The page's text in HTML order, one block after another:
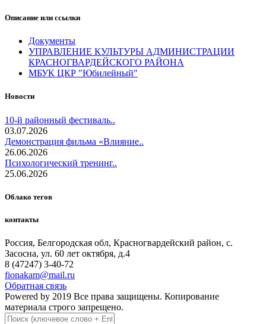
Описание или ссылки
Документы
УПРАВЛЕНИЕ КУЛЬТУРЫ АДМИНИСТРАЦИИ
КРАСНОГВАРДЕЙСКОГО РАЙОНА
МБУК ЦКР "Юбилейный"
Новости
10-й районный фестиваль..
03.07.2026
Демонстрация фильма «Влияние..
26.06.2026
Психологический тренинг..
25.06.2026
Облако тегов
контакты
Россия, Белгородская обл, Красногвардейский район, с.
Засосна, ул. 60 лет октября, д.4
8 (47247) 3-40-72
fionakam@mail.ru
Обратная связь
Powered by 2019 Все права защищены. Копирование
материала строго запрещено.